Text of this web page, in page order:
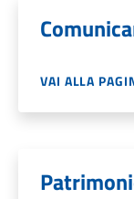
VAI ALLA